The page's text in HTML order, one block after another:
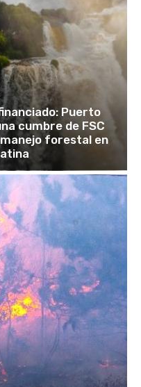
Puerto
cumbre de FSC
forestal en